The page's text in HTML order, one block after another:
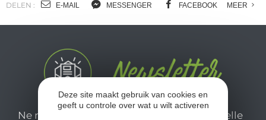
DELEN : E-MAIL MESSENGER FACEBOOK MEER
Ne manquez pas notre newsletter mensuelle
Deze site maakt gebruik van cookies en
geeft u controle over wat u wilt activeren